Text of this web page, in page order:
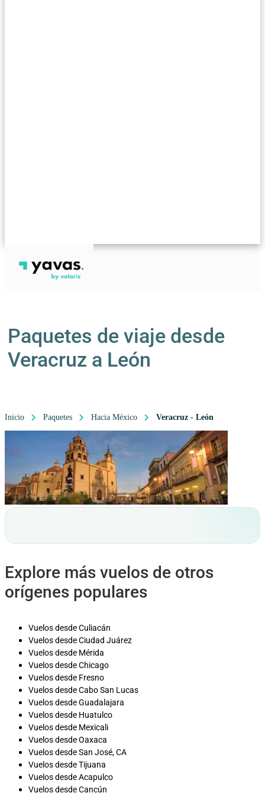
Paquetes de viaje desde
Veracruz a León
Inicio Paquetes Hacia México Veracruz - León
Explore más vuelos de otros
orígenes populares
Vuelos desde Culiacán
Vuelos desde Ciudad Juárez
Vuelos desde Mérida
Vuelos desde Chicago
Vuelos desde Fresno
Vuelos desde Cabo San Lucas
Vuelos desde Guadalajara
Vuelos desde Huatulco
Vuelos desde Mexicali
Vuelos desde Oaxaca
Vuelos desde San José, CA
Vuelos desde Tijuana
Vuelos desde Acapulco
Vuelos desde Cancún